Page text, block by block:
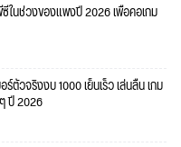
ในช่วงของแพงปี 2026 เพื่อคอเกม
ร์ตัวจริงงบ 1000 เย็นเร็ว เล่นลื่น เกม
ปี 2026